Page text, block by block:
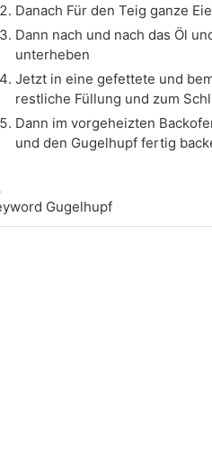
Danach Für den Teig ganze
Dann nach und nach das Öl
unterheben
Jetzt in eine gefettete und
restliche Füllung und zum
Dann im vorgeheizten
und den Gugelhupf fertig
Gugelhupf